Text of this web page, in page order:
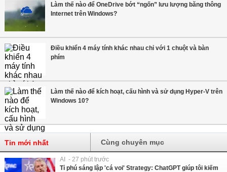
Làm thế nào để OneDrive bớt “ngốn” lưu lượng băng thông
Internet trên Windows?
Điều khiển 4 máy tính khác nhau chỉ với 1 chuột và bàn
phím
Làm thế nào để kích hoạt, cấu hình và sử dụng Hyper-V trên
Windows 10?
Tin mới nhất Cùng chuyên mục
AI - 27 phút trước
Tỉ phú sáng lập 'cá voi' Strategy: ChatGPT giúp tôi kiếm